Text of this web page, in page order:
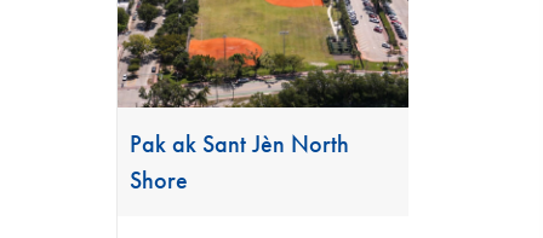
Pak ak Sant Jèn North
Shore